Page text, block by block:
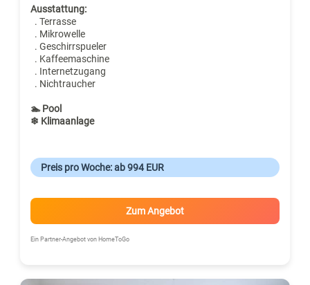
Ausstattung:
. Terrasse
. Mikrowelle
. Geschirrspueler
. Kaffeemaschine
. Internetzugang
. Nichtraucher
🏊 Pool
❄ Klimaanlage
Preis pro Woche: ab 994 EUR
Zum Angebot
Ein Partner-Angebot von HomeToGo